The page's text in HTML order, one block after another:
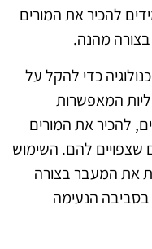
להכיר את המורים
מהנה.
כדי להקל על
המאפשרות
להכיר את המורים
שצפויים להם. השימוש
את המעבר בצורה
בסביבה הנעימה